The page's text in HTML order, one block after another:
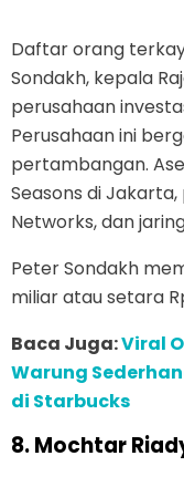
Daftar orang
Sondakh, kepala
perusahaan
Perusahaan ini
pertambangan.
Seasons di
Networks, dan
Peter Sondakh
miliar atau setara
Baca Juga:Viral
Warung
di Starbucks
8. Mochtar